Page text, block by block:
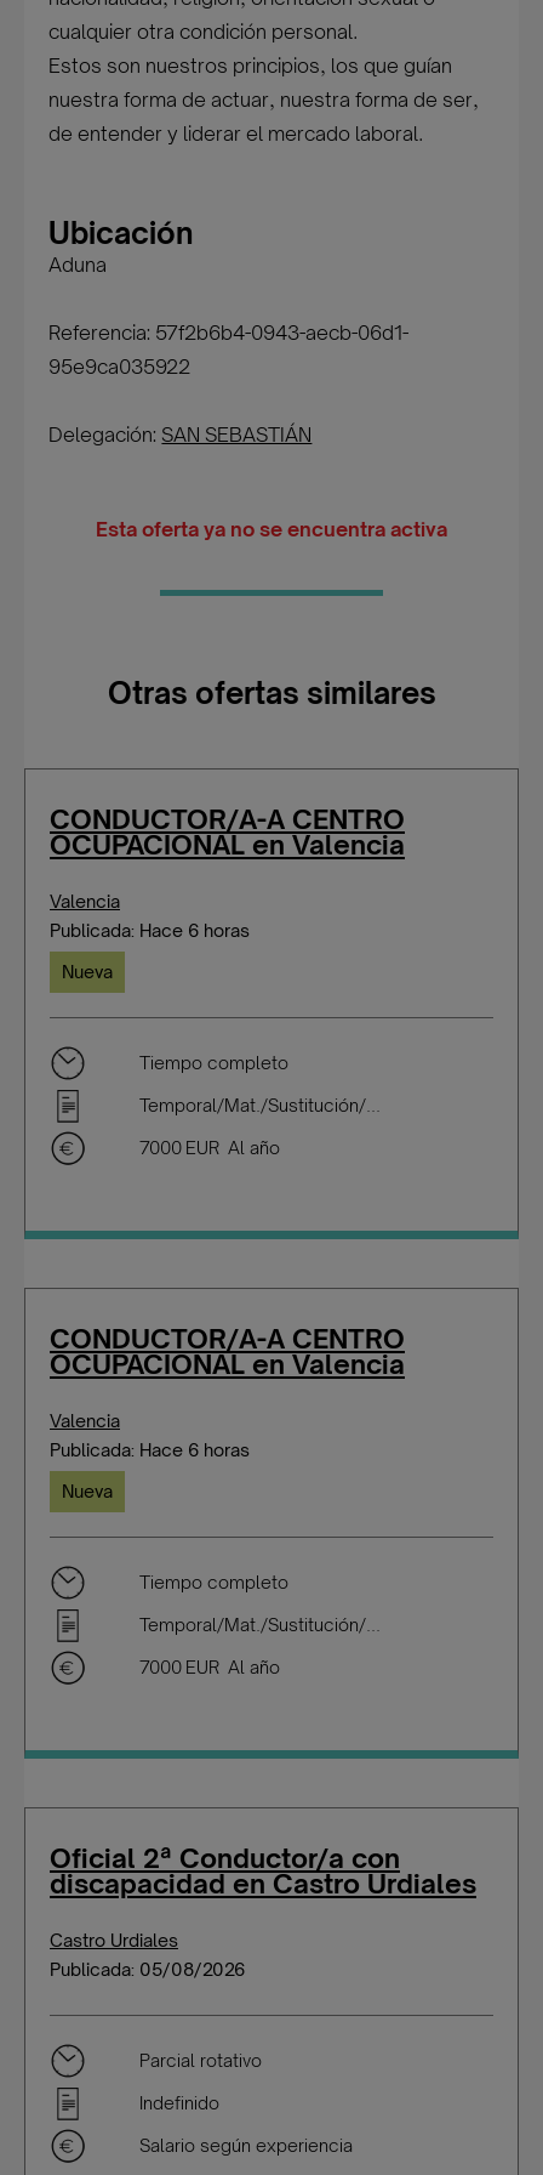
cualquier otra condición personal.
Estos son nuestros principios, los que guían
nuestra forma de actuar, nuestra forma de ser,
de entender y liderar el mercado laboral.
Ubicación
Aduna
Referencia: 57f2b6b4-0943-aecb-06d1-
95e9ca035922
Delegación: SAN SEBASTIÁN
Esta oferta ya no se encuentra activa
Otras ofertas similares
CONDUCTOR/A-A CENTRO
OCUPACIONAL en Valencia
Valencia
Publicada: Hace 6 horas
Nueva
Tiempo completo
Temporal/Mat./Sustitución/...
7000 EUR Al año
CONDUCTOR/A-A CENTRO
OCUPACIONAL en Valencia
Valencia
Publicada: Hace 6 horas
Nueva
Tiempo completo
Temporal/Mat./Sustitución/...
7000 EUR Al año
Oficial 2ª Conductor/a con
discapacidad en Castro Urdiales
Castro Urdiales
Publicada: 05/08/2026
Parcial rotativo
Indefinido
Salario según experiencia